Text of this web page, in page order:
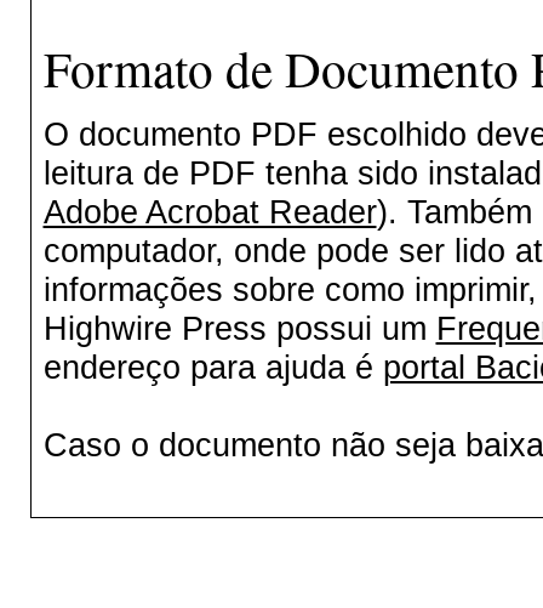
Formato de
O documento PDF escolhido
leitura de PDF tenha sido
Adobe Acrobat Reader).
computador, onde pode ser lido
informações sobre como
Highwire Press possui um
endereço para ajuda é portal
Caso o documento não seja